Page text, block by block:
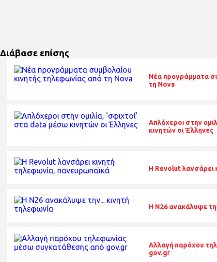
Διάβασε επίσης
Νέα προγράμματα
τη Nova
Απλόχεροι στην
κινητών οι Έλληνες
Η Revolut λανσάρει
H N26 ανακάλυψε
Αλλαγή παρόχου
gov.gr